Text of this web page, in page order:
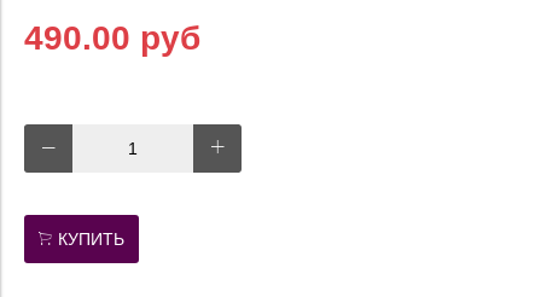
490.00 руб
КУПИТЬ